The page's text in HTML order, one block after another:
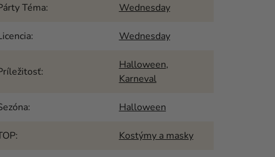
Téma: Wednesday
: Wednesday
:
Halloween,
Karneval
: Halloween
: Kostýmy a masky